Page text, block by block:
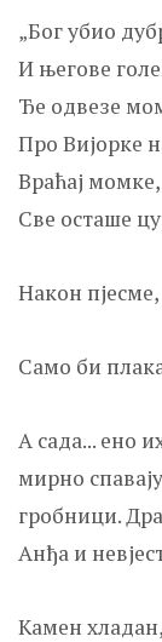
„Бог убио
И његове
Ђе одвезе
Про Вијорке
Враћај момке,
Све осташе
Након
Само би
А сада... ено
мирно
гробници.
Анђа и
Камен